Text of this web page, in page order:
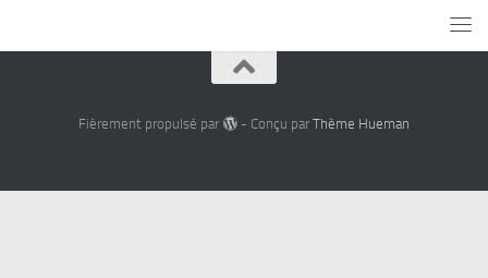
Fièrement propulsé par - Conçu par Thème Hueman